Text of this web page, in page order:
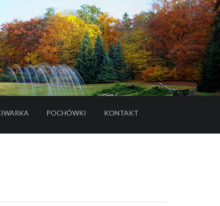
POCHÓWKI
- LINK DO SERWISU ZEWNĘTRZNEGO
KONTAKT